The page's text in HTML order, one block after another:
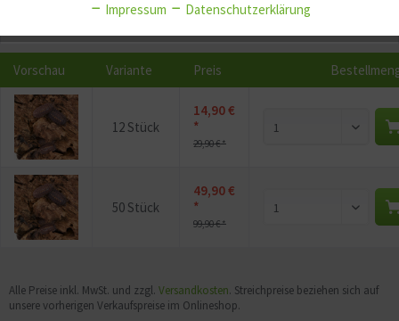
Vorschau Variante Preis
12 Stück
14,90 €
*
29,90 € *
50 Stück
49,90 €
*
99,90 € *
Alle Preise inkl. MwSt. und zzgl. Versandkosten. Streichpreise beziehen sich auf
unsere vorherigen Verkaufspreise im Onlineshop.
Service Aktiv
Sonstige Aktiv
Impressum Datenschutzerklärung